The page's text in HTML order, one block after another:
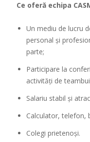
Ce oferă echipa
Un mediu de lucru
personal și
parte;
Participare la
activităţi de
Salariu stabil și
Calculator, telefon,
Colegi prietenoși.